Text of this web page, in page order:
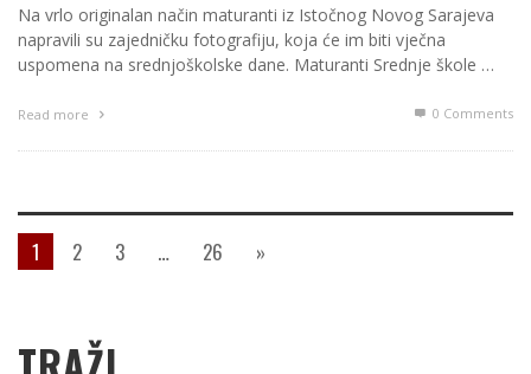
Na vrlo originalan način maturanti iz Istočnog Novog Sarajeva
napravili su zajedničku fotografiju, koja će im biti vječna
uspomena na srednjoškolske dane. Maturanti Srednje škole …
Read more 0 Comments
1 2 3 … 26 »